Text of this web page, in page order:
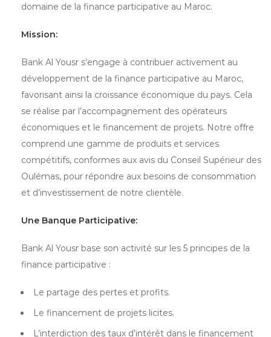
domaine de la finance participative au Maroc.
Mission:
Bank Al Yousr s’engage à contribuer activement au
développement de la finance participative au Maroc,
favorisant ainsi la croissance économique du pays. Cela
se réalise par l’accompagnement des opérateurs
économiques et le financement de projets. Notre offre
comprend une gamme de produits et services
compétitifs, conformes aux avis du Conseil Supérieur des
Oulémas, pour répondre aux besoins de consommation
et d’investissement de notre clientèle.
Une Banque Participative:
Bank Al Yousr base son activité sur les 5 principes de la
finance participative :
Le partage des pertes et profits.
Le financement de projets licites.
L’interdiction des taux d’intérêt dans le financement